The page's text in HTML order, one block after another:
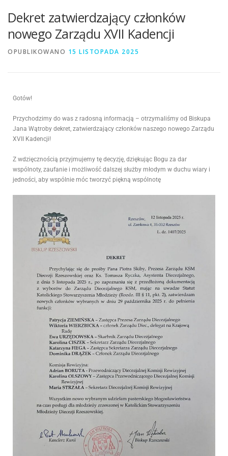
Dekret zatwierdzający członków
nowego Zarządu XVII Kadencji
OPUBLIKOWANO 15 LISTOPADA 2025
Gotów!
Przychodzimy do was z radosną informacją – otrzymaliśmy od Biskupa
Jana Wątroby dekret, zatwierdzający członków naszego nowego Zarządu
XVII Kadencji!
Z wdzięcznością przyjmujemy tę decyzję, dziękując Bogu za dar
wspólnoty, zaufanie i możliwość dalszej służby młodym w duchu wiary i
jedności, aby wspólnie móc tworzyć piękną wspólnotę